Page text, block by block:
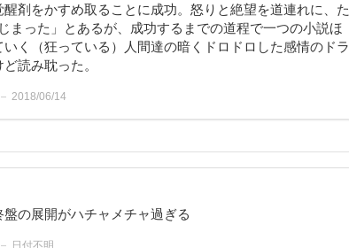
剤をかすめ取ることに成功。怒りと絶望を道連れに、た
まった」とあるが、成功するまでの道程で一つの小説ほ
く（狂っている）人間達の暗くドロドロした感情のドラ
読み耽った。
2018/06/14
の展開がハチャメチャ過ぎる
日付不明